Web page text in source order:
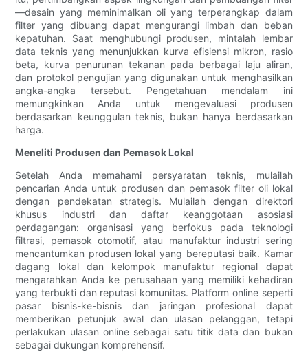
—desain yang meminimalkan oli yang terperangkap dalam
filter yang dibuang dapat mengurangi limbah dan beban
kepatuhan. Saat menghubungi produsen, mintalah lembar
data teknis yang menunjukkan kurva efisiensi mikron, rasio
beta, kurva penurunan tekanan pada berbagai laju aliran,
dan protokol pengujian yang digunakan untuk menghasilkan
angka-angka tersebut. Pengetahuan mendalam ini
memungkinkan Anda untuk mengevaluasi produsen
berdasarkan keunggulan teknis, bukan hanya berdasarkan
harga.
Meneliti Produsen dan Pemasok Lokal
Setelah Anda memahami persyaratan teknis, mulailah
pencarian Anda untuk produsen dan pemasok filter oli lokal
dengan pendekatan strategis. Mulailah dengan direktori
khusus industri dan daftar keanggotaan asosiasi
perdagangan: organisasi yang berfokus pada teknologi
filtrasi, pemasok otomotif, atau manufaktur industri sering
mencantumkan produsen lokal yang bereputasi baik. Kamar
dagang lokal dan kelompok manufaktur regional dapat
mengarahkan Anda ke perusahaan yang memiliki kehadiran
yang terbukti dan reputasi komunitas. Platform online seperti
pasar bisnis-ke-bisnis dan jaringan profesional dapat
memberikan petunjuk awal dan ulasan pelanggan, tetapi
perlakukan ulasan online sebagai satu titik data dan bukan
sebagai dukungan komprehensif.